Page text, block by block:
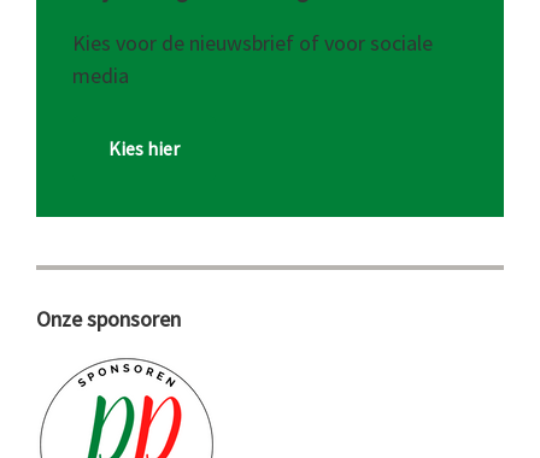
Kies voor de nieuwsbrief of voor sociale
media
Kies hier
Onze sponsoren